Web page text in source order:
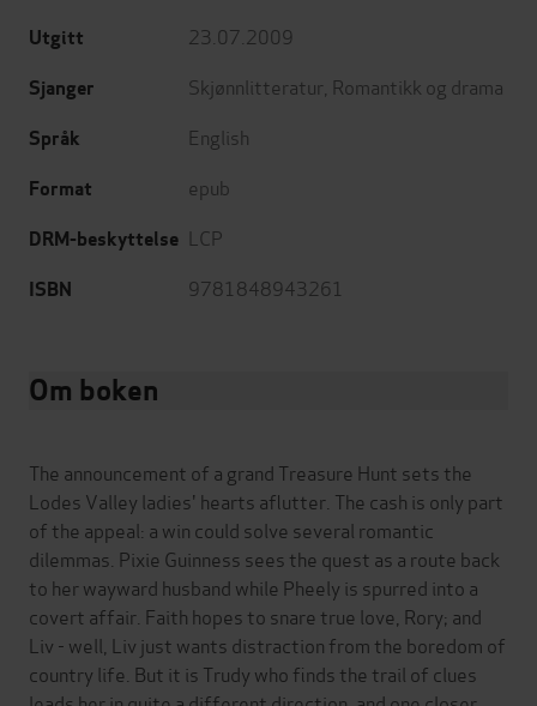
Utgitt 23.07.2009
Sjanger Skjønnlitteratur Romantikk og drama
Språk English
Format epub
DRM-beskyttelse LCP
ISBN 9781848943261
Om boken
The announcement of a grand Treasure Hunt sets the
Lodes Valley ladies' hearts aflutter. The cash is only part
of the appeal: a win could solve several romantic
dilemmas. Pixie Guinness sees the quest as a route back
to her wayward husband while Pheely is spurred into a
covert affair. Faith hopes to snare true love, Rory; and
Liv - well, Liv just wants distraction from the boredom of
country life. But it is Trudy who finds the trail of clues